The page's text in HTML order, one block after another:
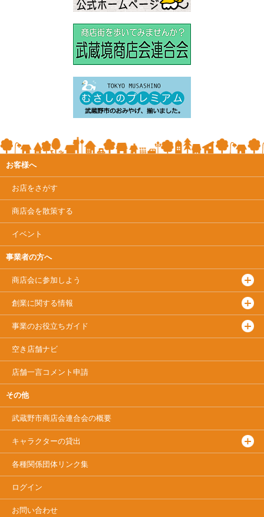
お客様へ
お店をさがす
商店会を散策する
イベント
事業者の方へ
商店会に参加しよう
創業に関する情報
事業のお役立ちガイド
空き店舗ナビ
店舗一言コメント申請
その他
武蔵野市商店会連合会の概要
キャラクターの貸出
各種関係団体リンク集
ログイン
お問い合わせ